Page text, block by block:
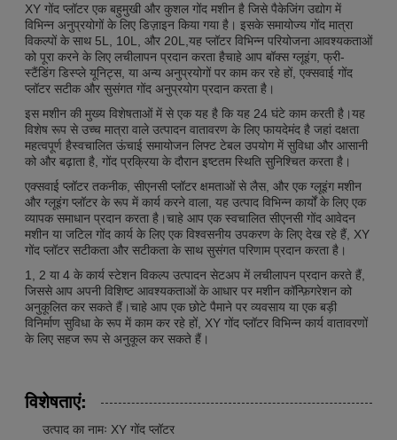
XY गोंद प्लॉटर एक बहुमुखी और कुशल गोंद मशीन है जिसे पैकेजिंग उद्योग में
विभिन्न अनुप्रयोगों के लिए डिज़ाइन किया गया है। इसके समायोज्य गोंद मात्रा
विकल्पों के साथ 5L, 10L, और 20L,यह प्लॉटर विभिन्न परियोजना आवश्यकताओं
को पूरा करने के लिए लचीलापन प्रदान करता हैचाहे आप बॉक्स ग्लूइंग, फ्री-
स्टैंडिंग डिस्प्ले यूनिट्स, या अन्य अनुप्रयोगों पर काम कर रहे हों, एक्सवाई गोंद
प्लॉटर सटीक और सुसंगत गोंद अनुप्रयोग प्रदान करता है।
इस मशीन की मुख्य विशेषताओं में से एक यह है कि यह 24 घंटे काम करती है।यह
विशेष रूप से उच्च मात्रा वाले उत्पादन वातावरण के लिए फायदेमंद है जहां दक्षता
महत्वपूर्ण हैस्वचालित ऊंचाई समायोजन लिफ्ट टेबल उपयोग में सुविधा और आसानी
को और बढ़ाता है, गोंद प्रक्रिया के दौरान इष्टतम स्थिति सुनिश्चित करता है।
एक्सवाई प्लॉटर तकनीक, सीएनसी प्लॉटर क्षमताओं से लैस, और एक ग्लूइंग मशीन
और ग्लूइंग प्लॉटर के रूप में कार्य करने वाला, यह उत्पाद विभिन्न कार्यों के लिए एक
व्यापक समाधान प्रदान करता है।चाहे आप एक स्वचालित सीएनसी गोंद आवेदन
मशीन या जटिल गोंद कार्य के लिए एक विश्वसनीय उपकरण के लिए देख रहे हैं, XY
गोंद प्लॉटर सटीकता और सटीकता के साथ सुसंगत परिणाम प्रदान करता है।
1, 2 या 4 के कार्य स्टेशन विकल्प उत्पादन सेटअप में लचीलापन प्रदान करते हैं,
जिससे आप अपनी विशिष्ट आवश्यकताओं के आधार पर मशीन कॉन्फ़िगरेशन को
अनुकूलित कर सकते हैं।चाहे आप एक छोटे पैमाने पर व्यवसाय या एक बड़ी
विनिर्माण सुविधा के रूप में काम कर रहे हों, XY गोंद प्लॉटर विभिन्न कार्य वातावरणों
के लिए सहज रूप से अनुकूल कर सकते हैं।
विशेषताएं:
उत्पाद का नामः XY गोंद प्लॉटर